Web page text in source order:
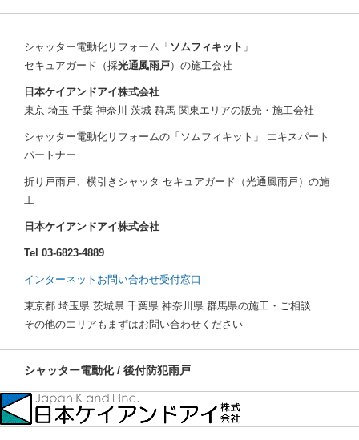
シャッター電動化リフォーム「 ソムフィキット 」
セキュアガード（採光通風雨戸）の施工会社
日本ケイアンドアイ株式会社
東京 埼玉 千葉 神奈川 茨城 群馬 関東エリアの販売・施工会社
シャッター電動化リフォームの「ソムフィキット」 エキスパート
パートナー
折り戸雨戸、横引きシャッタ セキュアガード（光通風雨戸）の施
工
日本ケイアンドアイ株式会社
Tel 03-6823-4889
インターネットお問い合わせ受付窓口
東京都 埼玉県 茨城県 千葉県 神奈川県 群馬県の施工・ご相談
その他のエリアもまずはお問い合わせください
シャッター電動化 / 後付防犯雨戸